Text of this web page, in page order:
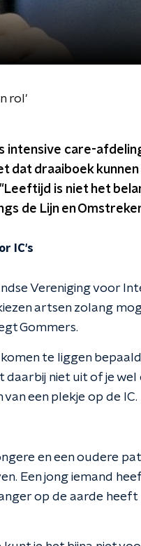
rol'
intensive care-
dat draaiboek kunnen
is niet het
de Lijn en
IC's
Vereniging voor
artsen zolang
Gommers.
te liggen
daarbij niet uit of je
een plekje op de IC.
en een oudere
Een jong iemand
op de aarde heeft